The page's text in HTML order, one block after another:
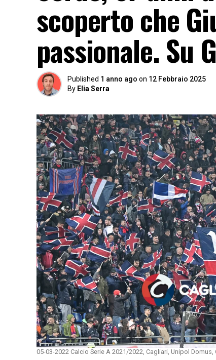
scoperto che
passionale. Su
Published 1 anno ago on 12 Febbraio 2025
By Elia Serra
05-03-2022 Calcio Serie A 2021/2022, Cagliari, Unipol